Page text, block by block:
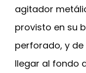
agitador
provisto en su
perforado, y
llegar al fondo